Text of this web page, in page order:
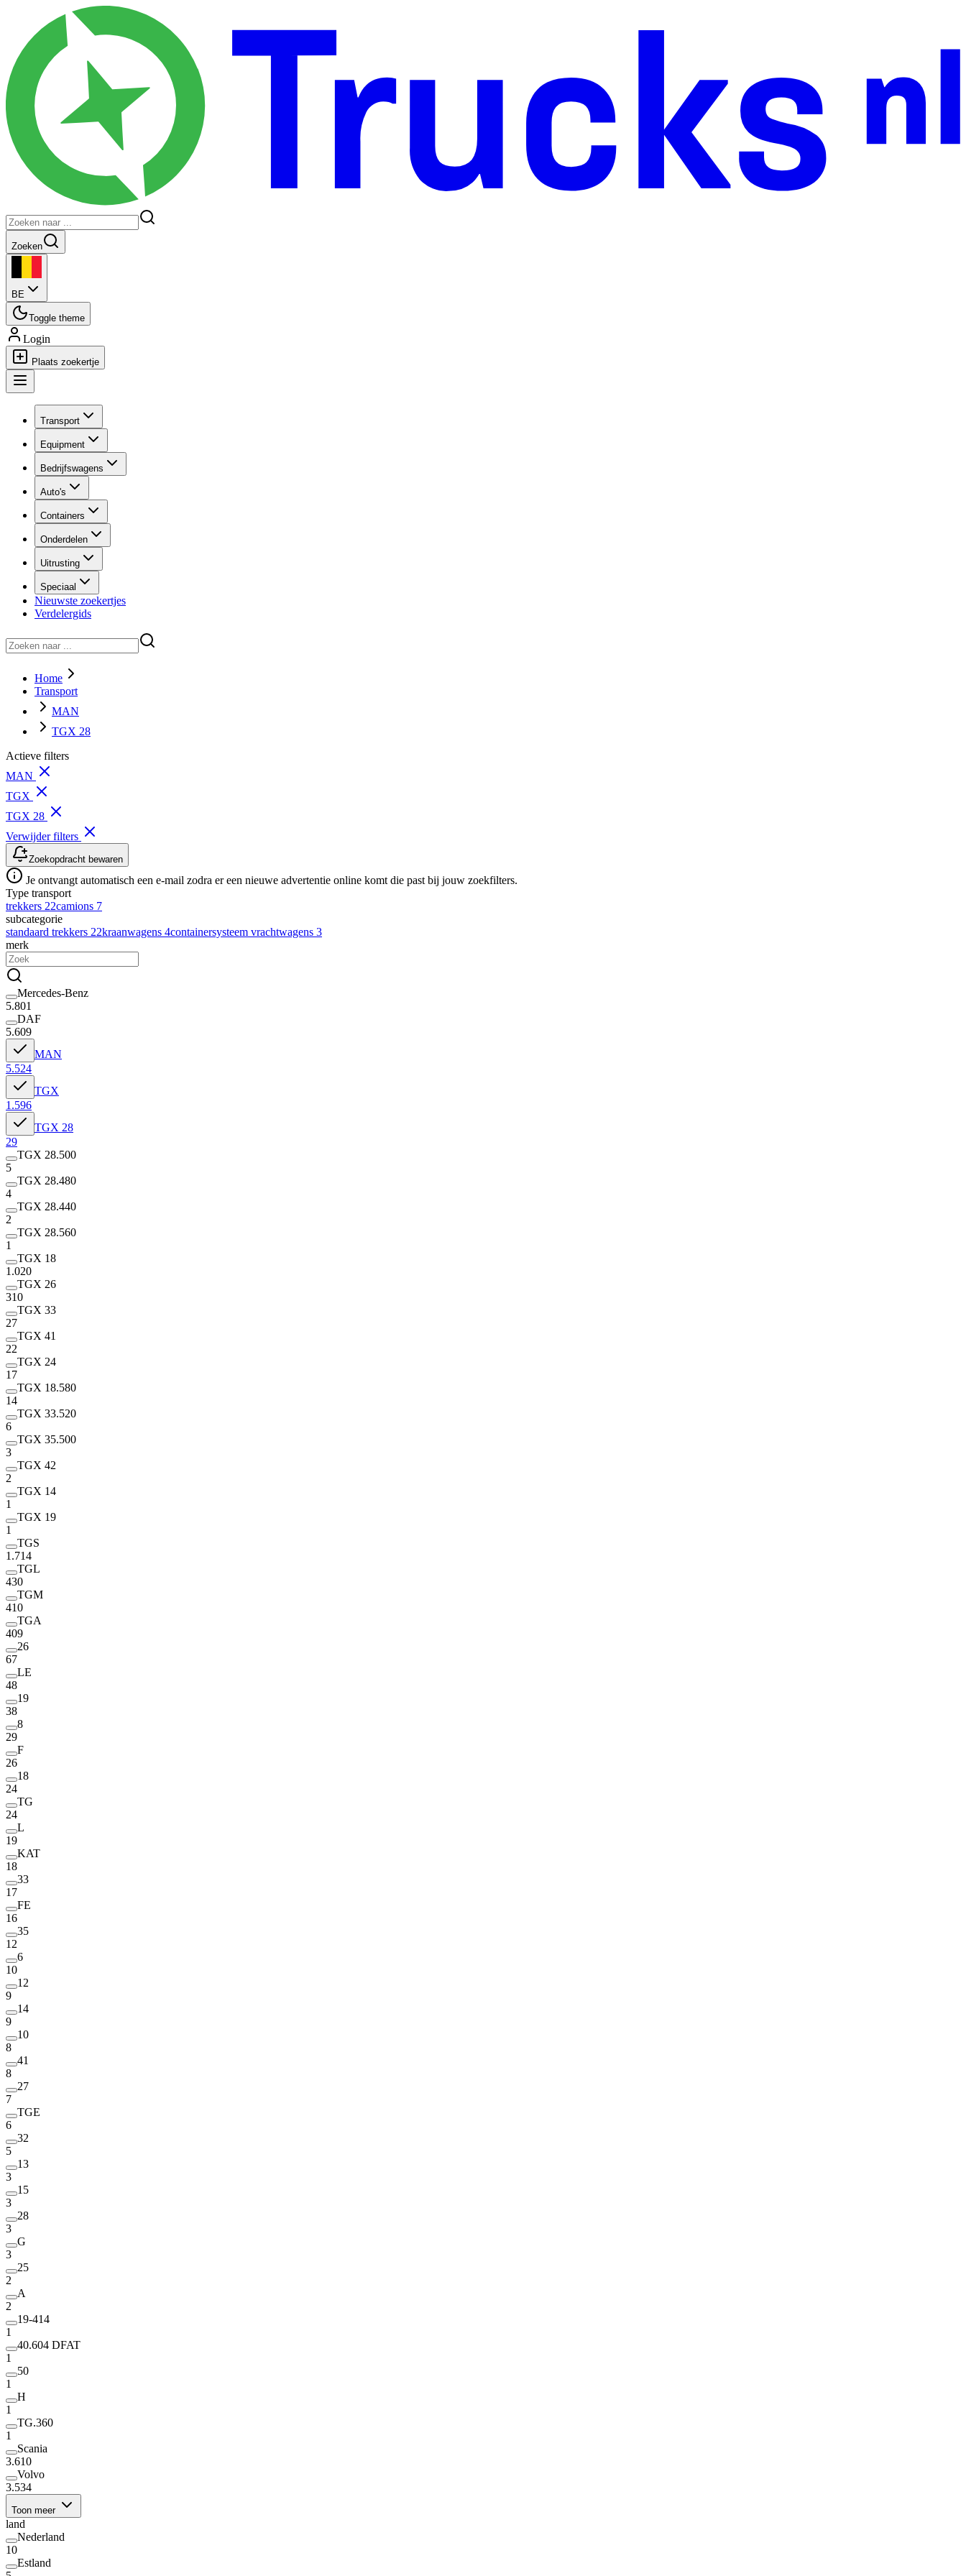
Zoeken
BE
Toggle theme
Login
Plaats zoekertje
Transport
Equipment
Bedrijfswagens
Auto's
Containers
Onderdelen
Uitrusting
Speciaal
Nieuwste zoekertjes
Verdelergids
Home
Transport
MAN
TGX 28
Actieve filters
MAN
TGX
TGX 28
Verwijder filters
Zoekopdracht bewaren
Je ontvangt automatisch een e-mail zodra er een nieuwe advertentie online komt die past bij jouw zoekfilters.
Type transport
trekkers 22camions 7
subcategorie
standaard trekkers 22kraanwagens 4containersysteem vrachtwagens 3
merk
Mercedes-Benz
5.801
DAF
5.609
MAN
5.524
TGX
1.596
TGX 28
29
TGX 28.500
5
TGX 28.480
4
TGX 28.440
2
TGX 28.560
1
TGX 18
1.020
TGX 26
310
TGX 33
27
TGX 41
22
TGX 24
17
TGX 18.580
14
TGX 33.520
6
TGX 35.500
3
TGX 42
2
TGX 14
1
TGX 19
1
TGS
1.714
TGL
430
TGM
410
TGA
409
26
67
LE
48
19
38
8
29
F
26
18
24
TG
24
L
19
KAT
18
33
17
FE
16
35
12
6
10
12
9
14
9
10
8
41
8
27
7
TGE
6
32
5
13
3
15
3
28
3
G
3
25
2
A
2
19-414
1
40.604 DFAT
1
50
1
H
1
TG.360
1
Scania
3.610
Volvo
3.534
Toon meer
land
Nederland
10
Estland